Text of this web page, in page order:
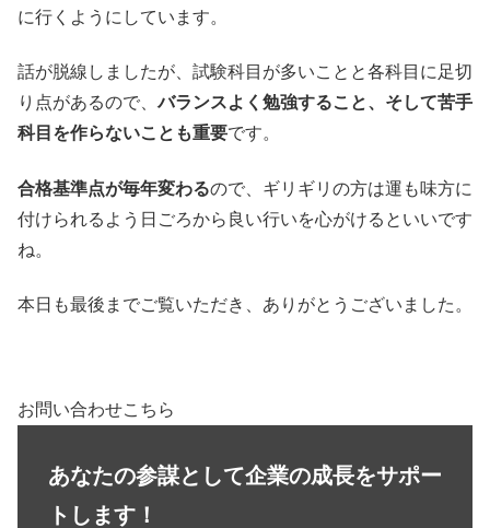
に行くようにしています。
話が脱線しましたが、試験科目が多いことと各科目に足切
り点があるので、バランスよく勉強すること、そして苦手
科目を作らないことも重要です。
合格基準点が毎年変わるので、ギリギリの方は運も味方に
付けられるよう日ごろから良い行いを心がけるといいです
ね。
本日も最後までご覧いただき、ありがとうございました。
お問い合わせこちら
あなたの参謀として企業の成長をサポー
トします！